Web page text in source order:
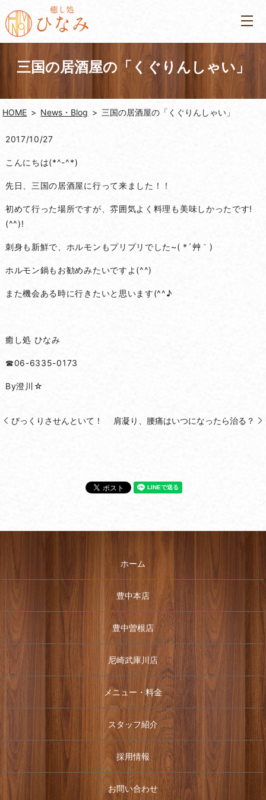
三国の居酒屋の「くぐりんしゃい」
HOME News・Blog 三国の居酒屋の「くぐりんしゃい」
2017/10/27
こんにちは(*^-^*)
先日、三国の居酒屋に行って来ました！！
初めて行った場所ですが、雰囲気よく料理も美味しかったです!
(^^)!
刺身も新鮮で、ホルモンもプリプリでした~( *´艸｀)
ホルモン鍋もお勧めみたいですよ(^^)
また機会ある時に行きたいと思います(^^♪
癒し処 ひなみ
☎06-6335-0173
By澄川☆
びっくりさせんといて！ 肩凝り、腰痛はいつになったら治る？
ホーム
豊中本店
豊中曽根店
尼崎武庫川店
メニュー・料金
スタッフ紹介
採用情報
お問い合わせ